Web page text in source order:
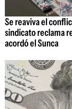
Se reaviva el
sindicato reclama
acordó el Sunca